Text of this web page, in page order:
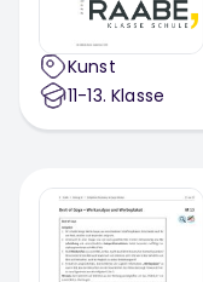
Kunst
11-13. Klasse